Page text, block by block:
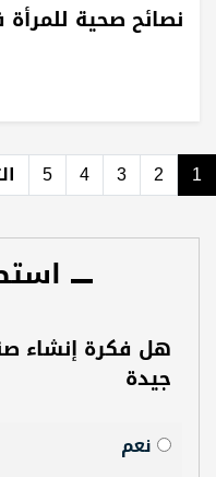
نصائح صحية
1
2
3
4
5
هل فكرة إنشاء
جيدة
نعم